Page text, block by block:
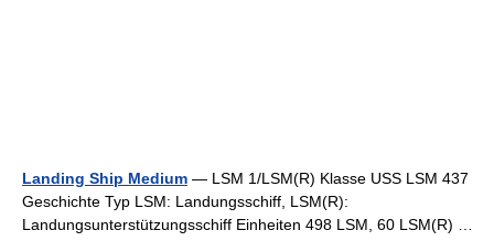
Landing Ship Medium — LSM 1/LSM(R) Klasse USS LSM 437
Geschichte Typ LSM: Landungsschiff, LSM(R):
Landungsunterstützungsschiff Einheiten 498 LSM, 60 LSM(R) …